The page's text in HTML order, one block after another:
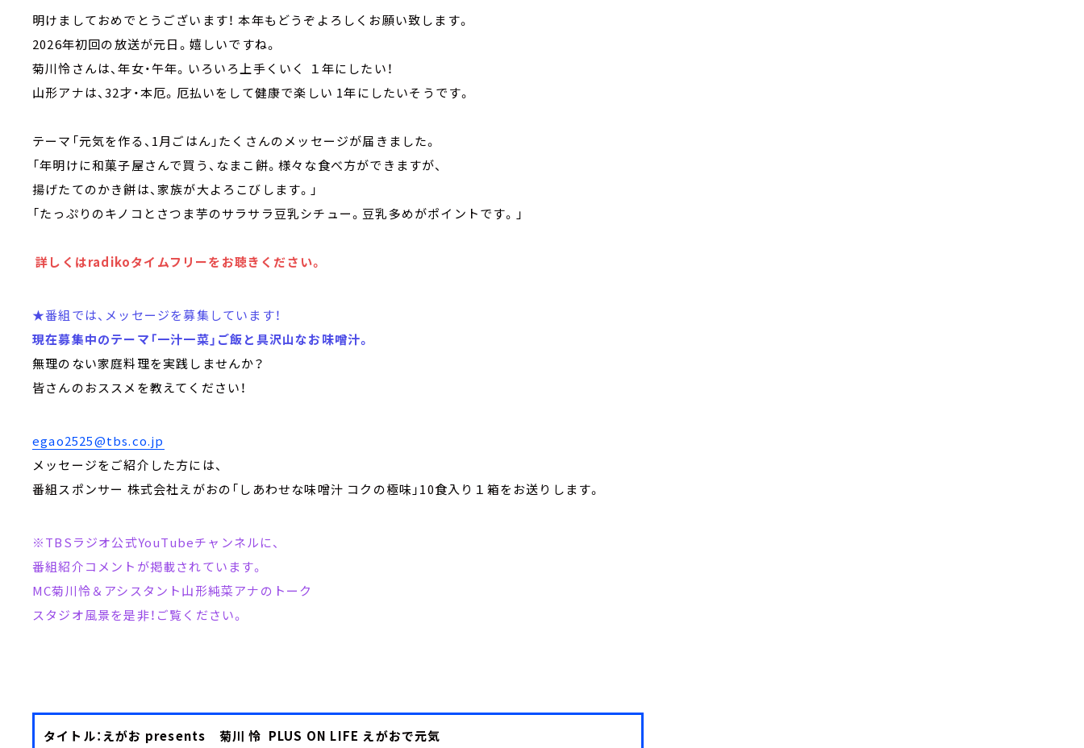
明けましておめでとうございます！ 本年もどうぞよろしくお願い致します。
2026年初回の放送が元日。嬉しいですね。
菊川怜さんは、年女・午年。いろいろ上手くいく １年にしたい！
山形アナは、32才・本厄。厄払いをして健康で楽しい 1年にしたいそうです。
テーマ「元気を作る、1月ごはん」たくさんのメッセージが届きました。
「年明けに和菓子屋さんで買う、なまこ餅。様々な食べ方ができますが、
揚げたてのかき餅は、家族が大よろこびします。」
「たっぷりのキノコとさつま芋のサラサラ豆乳シチュー。豆乳多めがポイントです。」
詳しくはradikoタイムフリーをお聴きください。
★番組では、メッセージを募集しています！
現在募集中のテーマ「一汁一菜」ご飯と具沢山なお味噌汁。
無理のない家庭料理を実践しませんか？
皆さんのおススメを教えてください！
egao2525@tbs.co.jp
メッセージをご紹介した方には、
番組スポンサー 株式会社えがおの「しあわせな味噌汁 コクの極味」10食入り１箱をお送りします。
※TBSラジオ公式YouTubeチャンネルに、
番組紹介コメントが掲載されています。
MC菊川怜＆アシスタント山形純菜アナのトーク
スタジオ風景を是非！ご覧ください。
タイトル：えがお presents 菊川 怜 PLUS ON LIFE えがおで元気